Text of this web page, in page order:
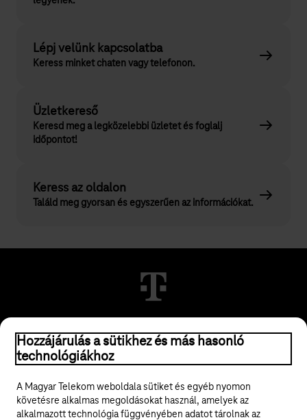
Lépj velünk kapcsolatba
Keress minket chaten vagy telefonon.
Üzletkereső
Keresd meg a legközelebbi üzletet és foglalj
időpontot!
Keress az oldalon
Találd meg gyorsan és egyszerűen az információkat.
© 2026 Magyar Telekom Nyrt.
ÁSZF
Hozzájárulás a sütikhez és más hasonló
technológiákhoz
A Magyar Telekom weboldala sütiket és egyéb nyomon
követésre alkalmas megoldásokat használ, amelyek az
alkalmazott technológia függvényében adatot tárolnak az